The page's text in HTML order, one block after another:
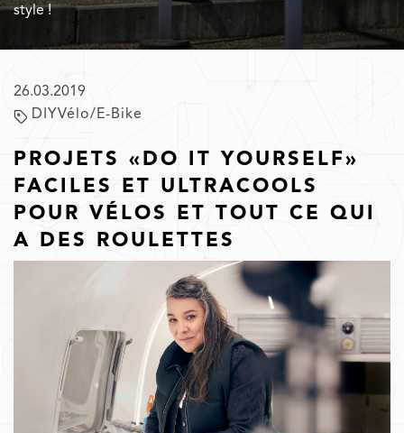
style !
26.03.2019
DIYVélo/E-Bike
PROJETS «DO IT YOURSELF»
FACILES ET ULTRACOOLS
POUR VÉLOS ET TOUT CE QUI
A DES ROULETTES